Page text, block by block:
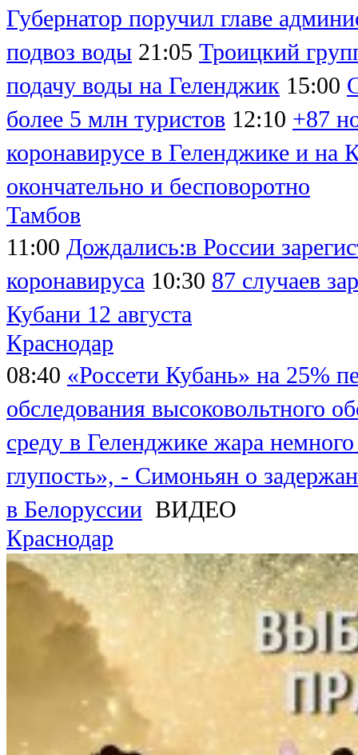
Губернатор поручил главе
подвоз воды 21:05 Троицкий
подачу воды на Геленджик 15:00
более 5 млн туристов 12:10 +87
коронавирусе в Геленджике и на
окончательно и бесповоротно
Тамбов
11:00 Дождались:в России
коронавируса 10:30 87 случаев
Кубани 12 августа
Краснодар
08:40 «Россети Кубань» на 25%
обследования высоковольтного
среду в Геленджике жара немного
глупость», - Симоньян о
в Белоруссии ВИДЕО
Краснодар